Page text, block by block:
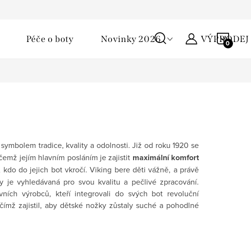
Péče o boty Novinky 2026 VÝPRODEJ
tradice, kvality a odolnosti. Již od roku 1920 se
jejím hlavním posláním je zajistit maximální komfort
kdo do jejich bot vkročí. Viking bere děti vážně, a právě
je vyhledávaná pro svou kvalitu a pečlivé zpracování.
výrobců, kteří integrovali do svých bot revoluční
zajistil, aby dětské nožky zůstaly suché a pohodlné